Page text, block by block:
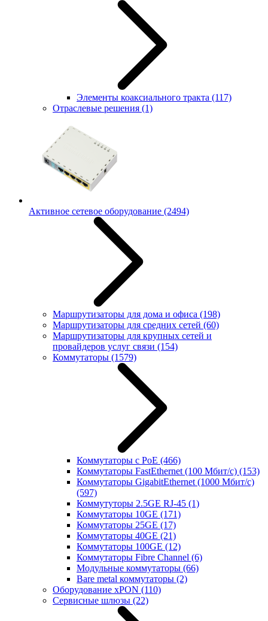
Элементы коаксиального тракта (117)
Отраслевые решения (1)
Активное сетевое оборудование (2494)
Маршрутизаторы для дома и офиса (198)
Маршрутизаторы для средних сетей (60)
Маршрутизаторы для крупных сетей и
провайдеров услуг связи (154)
Коммутаторы (1579)
Коммутаторы с PoE (466)
Коммутаторы FastEthernet (100 Мбит/с) (153)
Коммутаторы GigabitEthernet (1000 Мбит/с)
(597)
Коммутуторы 2.5GE RJ-45 (1)
Коммутаторы 10GE (171)
Коммутаторы 25GE (17)
Коммутаторы 40GE (21)
Коммутаторы 100GE (12)
Коммутаторы Fibre Channel (6)
Модульные коммутаторы (66)
Bare metal коммутаторы (2)
Оборудование xPON (110)
Сервисные шлюзы (22)